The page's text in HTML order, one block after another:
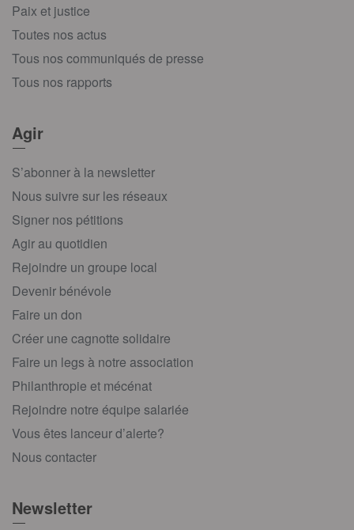
Paix et justice
Toutes nos actus
Tous nos communiqués de presse
Tous nos rapports
Agir
S’abonner à la newsletter
Nous suivre sur les réseaux
Signer nos pétitions
Agir au quotidien
Rejoindre un groupe local
Devenir bénévole
Faire un don
Créer une cagnotte solidaire
Faire un legs à notre association
Philanthropie et mécénat
Rejoindre notre équipe salariée
Vous êtes lanceur d’alerte?
Nous contacter
Newsletter